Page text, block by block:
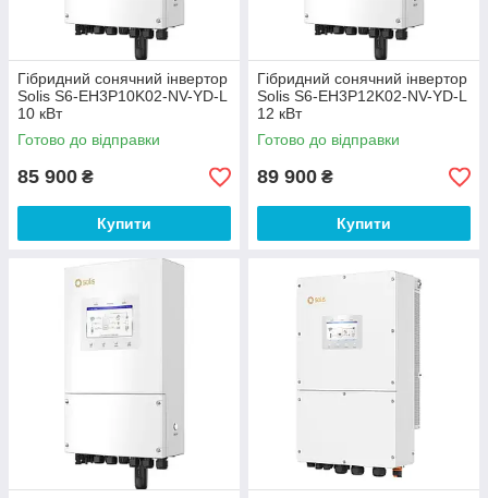
Гібридний сонячний інвертор
Solis S6-EH3P10K02-NV-YD-L
10 кВт
Готово до відправки
85 900 ₴
Купити
Гібридний сонячний інвертор
Solis S6-EH3P12K02-NV-YD-L
12 кВт
Готово до відправки
89 900 ₴
Купити